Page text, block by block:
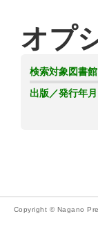
オプ
検索対象図書館
出版／発行年月
Copyright © Nagano